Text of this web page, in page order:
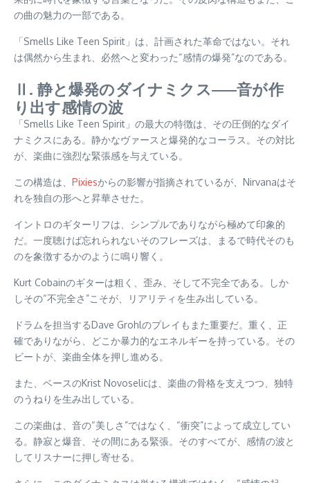
の曲の魅力の一部である。
「Smells Like Teen Spirit」は、計画された革命ではない。それ
は偶然から生まれ、必然へと変わった“感情の爆発”なのである。
Ⅱ. 静と爆発のダイナミクス——音が作
り出す感情の波
「Smells Like Teen Spirit」の最大の特徴は、その圧倒的なダイ
ナミクスにある。静かなヴァースと爆発的なコーラス。その対比
が、楽曲に強烈な緊張感を与えている。
この構造は、 Pixiesからの影響が指摘されているが、Nirvanaはそ
れを独自の形へと昇華させた。
イントロのギターリフは、シンプルでありながら極めて印象的
だ。一度聴けば忘れられないそのフレーズは、まるで時代そのも
のを象徴するかのように鳴り響く。
Kurt Cobainのギターは粗く、歪み、そして不完全である。しか
しその“不完全さ”こそが、リアリティを生み出している。
ドラムを担当するDave Grohlのプレイもまた重要だ。重く、正
確でありながら、どこか暴力的なエネルギーを持っている。その
ビートが、楽曲全体を押し進める。
また、ベースのKrist Novoselicは、楽曲の骨格を支えつつ、独特
のうねりを生み出している。
この楽曲は、音の“美しさ”ではなく、“衝突”によって成立してい
る。静寂と爆音、その間にある緊張。そのすべてが、感情の波と
してリスナーに押し寄せる。